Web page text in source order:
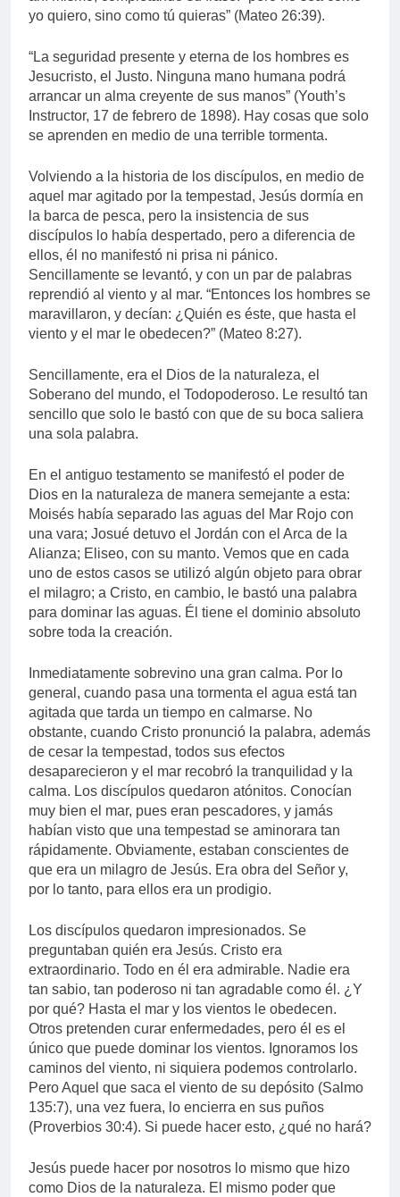
yo quiero, sino como tú quieras” (Mateo 26:39).
“La seguridad presente y eterna de los hombres es
Jesucristo, el Justo. Ninguna mano humana podrá
arrancar un alma creyente de sus manos” (Youth’s
Instructor, 17 de febrero de 1898). Hay cosas que solo
se aprenden en medio de una terrible tormenta.
Volviendo a la historia de los discípulos, en medio de
aquel mar agitado por la tempestad, Jesús dormía en
la barca de pesca, pero la insistencia de sus
discípulos lo había despertado, pero a diferencia de
ellos, él no manifestó ni prisa ni pánico.
Sencillamente se levantó, y con un par de palabras
reprendió al viento y al mar. “Entonces los hombres se
maravillaron, y decían: ¿Quién es éste, que hasta el
viento y el mar le obedecen?” (Mateo 8:27).
Sencillamente, era el Dios de la naturaleza, el
Soberano del mundo, el Todopoderoso. Le resultó tan
sencillo que solo le bastó con que de su boca saliera
una sola palabra.
En el antiguo testamento se manifestó el poder de
Dios en la naturaleza de manera semejante a esta:
Moisés había separado las aguas del Mar Rojo con
una vara; Josué detuvo el Jordán con el Arca de la
Alianza; Eliseo, con su manto. Vemos que en cada
uno de estos casos se utilizó algún objeto para obrar
el milagro; a Cristo, en cambio, le bastó una palabra
para dominar las aguas. Él tiene el dominio absoluto
sobre toda la creación.
Inmediatamente sobrevino una gran calma. Por lo
general, cuando pasa una tormenta el agua está tan
agitada que tarda un tiempo en calmarse. No
obstante, cuando Cristo pronunció la palabra, además
de cesar la tempestad, todos sus efectos
desaparecieron y el mar recobró la tranquilidad y la
calma. Los discípulos quedaron atónitos. Conocían
muy bien el mar, pues eran pescadores, y jamás
habían visto que una tempestad se aminorara tan
rápidamente. Obviamente, estaban conscientes de
que era un milagro de Jesús. Era obra del Señor y,
por lo tanto, para ellos era un prodigio.
Los discípulos quedaron impresionados. Se
preguntaban quién era Jesús. Cristo era
extraordinario. Todo en él era admirable. Nadie era
tan sabio, tan poderoso ni tan agradable como él. ¿Y
por qué? Hasta el mar y los vientos le obedecen.
Otros pretenden curar enfermedades, pero él es el
único que puede dominar los vientos. Ignoramos los
caminos del viento, ni siquiera podemos controlarlo.
Pero Aquel que saca el viento de su depósito (Salmo
135:7), una vez fuera, lo encierra en sus puños
(Proverbios 30:4). Si puede hacer esto, ¿qué no hará?
Jesús puede hacer por nosotros lo mismo que hizo
como Dios de la naturaleza. El mismo poder que